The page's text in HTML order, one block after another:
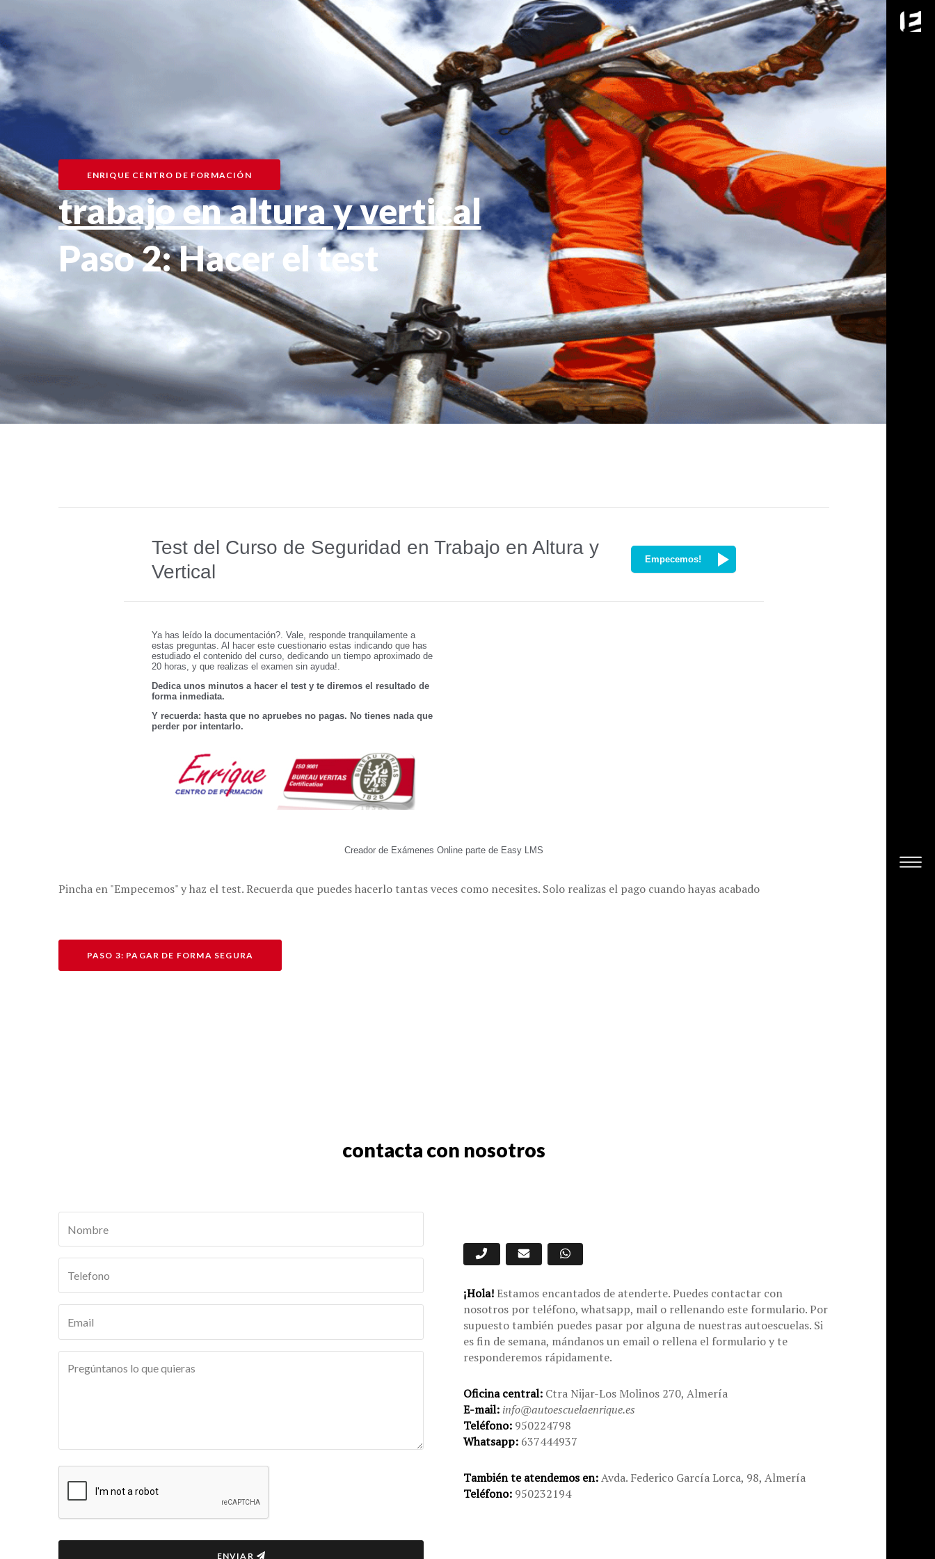
ENRIQUE CENTRO DE FORMACIÓN
trabajo en altura y vertical
Paso 2: Hacer el test
Pincha en "Empecemos" y haz el test. Recuerda que puedes hacerlo tantas veces como necesites. Solo realizas el pago cuando hayas acabado
PASO 3: PAGAR DE FORMA SEGURA
contacta con nosotros
ENVIAR
¡Hola!Estamos encantados de atenderte. Puedes contactar con
nosotros por teléfono, whatsapp, mail o rellenando este formulario. Por
supuesto también puedes pasar por alguna de nuestras autoescuelas. Si
es fin de semana, mándanos un email o rellena el formulario y te
responderemos rápidamente.
Oficina central: Ctra Nijar-Los Molinos 270, Almería
E-mail: info@autoescuelaenrique.es
Teléfono: 950224798
Whatsapp: 637444937
También te atendemos en:Avda. Federico García Lorca, 98, Almería
Teléfono: 950232194